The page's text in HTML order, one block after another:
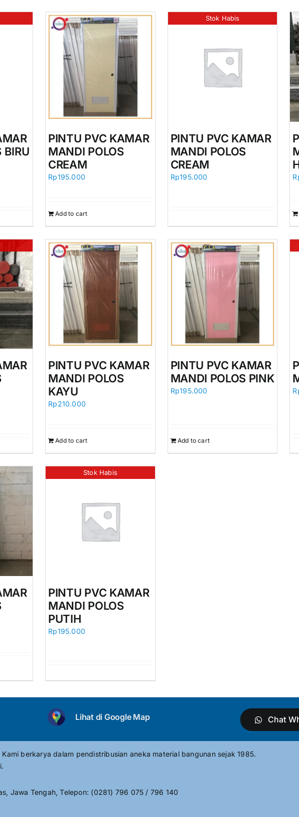
BIRU
PINTU PVC KAMAR
MANDI POLOS
CREAM
Rp195.000
Add to cart
Stok Habis
PINTU PVC KAMAR
MANDI POLOS
CREAM
Rp195.000
PINTU PVC KAMAR
MANDI POLOS
KAYU
Rp210.000
Add to cart
PINTU PVC KAMAR
MANDI POLOS PINK
Rp195.000
Add to cart
Stok Habis
PINTU PVC KAMAR
MANDI POLOS
PUTIH
Rp195.000
Lihat di Google Map Chat
berkarya dalam pendistribusian aneka material bangunan sejak 1985.
Jawa Tengah, Telepon: (0281) 796 075 / 796 140